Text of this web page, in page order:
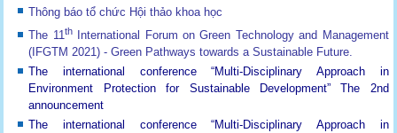
Thông báo tổ chức Hội thảo khoa học
The 11thInternational Forum on Green Technology and Management
(IFGTM 2021) - Green Pathways towards a Sustainable Future.
The international conference “Multi-Disciplinary Approach in
Environment Protection for Sustainable Development”The 2nd
announcement
The international conference “Multi-Disciplinary Approach in